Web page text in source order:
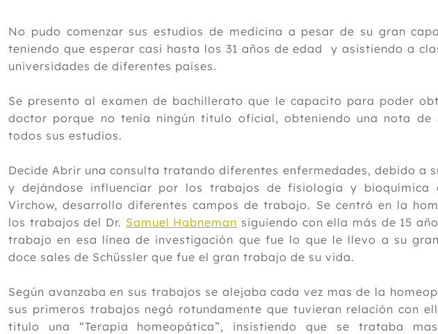
No pudo comenzar sus estudios de medicina a pesar de su gran
teniendo que esperar casi hasta los 31 años de edad y asistiendo a
universidades de diferentes países.
Se presento al examen de bachillerato que le capacito para poder
doctor porque no tenía ningún titulo oficial, obteniendo una nota de
todos sus estudios.
Decide Abrir una consulta tratando diferentes enfermedades, debido a
y dejándose influenciar por los trabajos de fisiología y bioquímica
Virchow, desarrollo diferentes campos de trabajo. Se centró en la
los trabajos del Dr. Samuel Habneman siguiendo con ella más de 15
trabajo en esa línea de investigación que fue lo que le llevo a su
doce sales de Schüssler que fue el gran trabajo de su vida.
Según avanzaba en sus trabajos se alejaba cada vez mas de la
sus primeros trabajos negó rotundamente que tuvieran relación con
titulo una “Terapia homeopática”, insistiendo que se trataba